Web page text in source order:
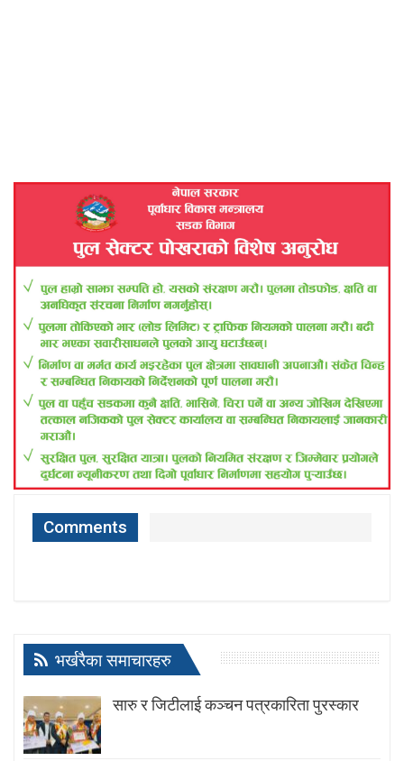
Comments
भर्खरैका समाचारहरु
सारु र जिटीलाई कञ्चन पत्रकारिता पुरस्कार